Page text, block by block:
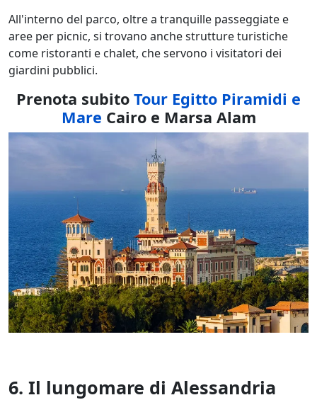
All'interno del parco, oltre a tranquille passeggiate e
aree per picnic, si trovano anche strutture turistiche
come ristoranti e chalet, che servono i visitatori dei
giardini pubblici.
Prenota subito Tour Egitto Piramidi e
Mare Cairo e Marsa Alam
6. Il lungomare di Alessandria